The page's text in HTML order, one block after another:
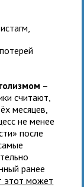
–
считают,
месяцев,
не менее
после
ранее
этот может